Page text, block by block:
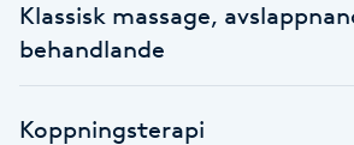
BIAB
Blowout
Klassisk massage,
behandlande
Koppningsterapi